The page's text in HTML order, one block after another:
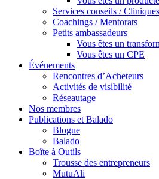
Services conseils / Cliniques
Coachings / Mentorats
Petits ambassadeurs
Vous êtes un
Vous êtes un CPE
Événements
Rencontres d’Acheteurs
Activités de visibilité
Réseautage
Nos membres
Publications et Balado
Blogue
Balado
Boîte à Outils
Trousse des entrepreneurs
MutuAli